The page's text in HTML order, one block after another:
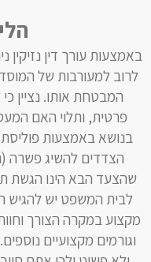
באמצעות עורך דין
לרוב למעורבות של
המבטחת אותו. נציין
פרטית, ותלוי האם
בנושא באמצעות
הצדדים להשיג פשרה
שהצעד הבא הינו הגשת
לבית המשפט יש להגיש
מקצוע במקרה הצורך
וגורמים מקצועיים